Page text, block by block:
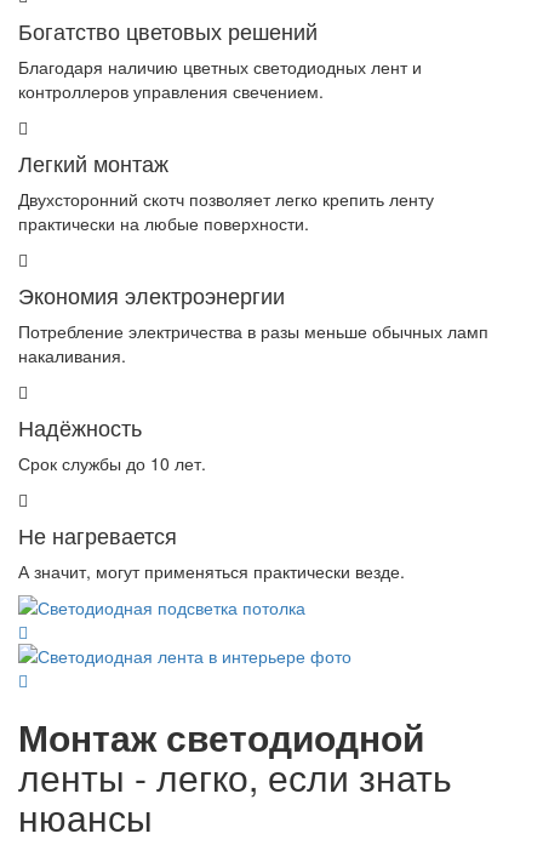
Богатство цветовых решений
Благодаря наличию цветных светодиодных лент и
контроллеров управления свечением.
Легкий монтаж
Двухсторонний скотч позволяет легко крепить ленту
практически на любые поверхности.
Экономия электроэнергии
Потребление электричества в разы меньше обычных ламп
накаливания.
Надёжность
Срок службы до 10 лет.
Не нагревается
А значит, могут применяться практически везде.
Монтаж светодиодной
ленты - легко, если знать
нюансы